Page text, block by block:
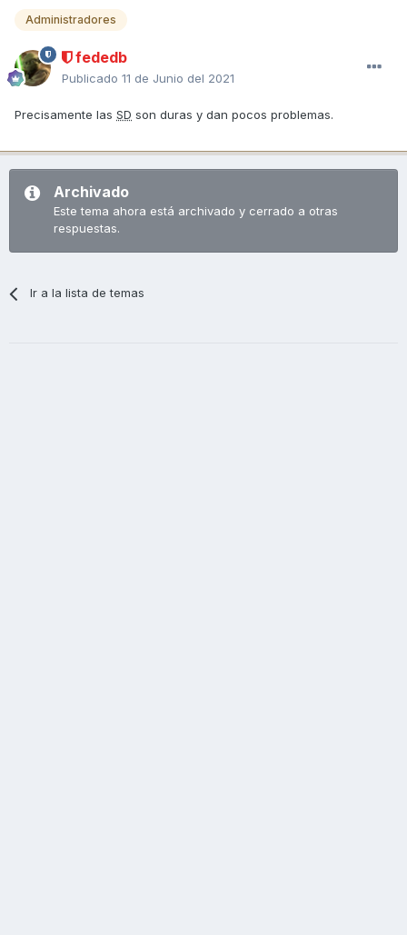
foro jeje
https://www.kymco.es/prensa/2021/?
category_name=kymco-stories
Administradores
fededb
Publicado 11 de Junio del 2021
Precisamente las SD son duras y dan pocos problemas.
Archivado
Este tema ahora está archivado y cerrado a otras
respuestas.
Ir a la lista de temas